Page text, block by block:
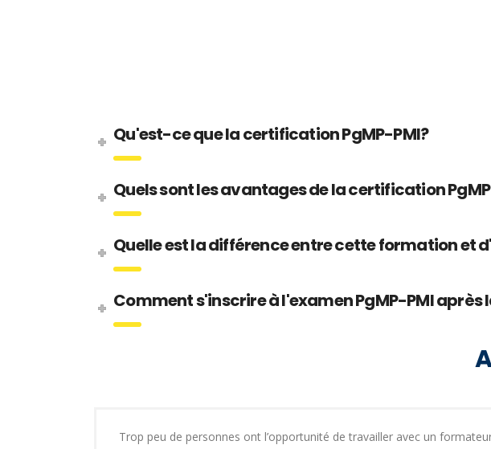
Qu'est-ce que la certification PgMP-PMI?
Quels sont les avantages de la certification
Quelle est la différence entre cette formation et
Comment s'inscrire à l'examen PgMP-PMI après
Trop peu de personnes ont l’opportunité de travailler avec un